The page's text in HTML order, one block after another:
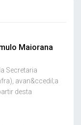
Maiorana
Secretaria
avan&ccedil;a
desta